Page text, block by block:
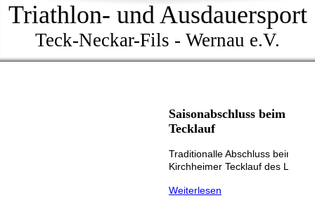
Triathlon- und Ausdauersport
Teck-Neckar-Fils - Wernau e.V.
Saisonabschluss beim
Tecklauf
Traditionalle Abschluss beim
Kirchheimer Tecklauf des
Weiterlesen